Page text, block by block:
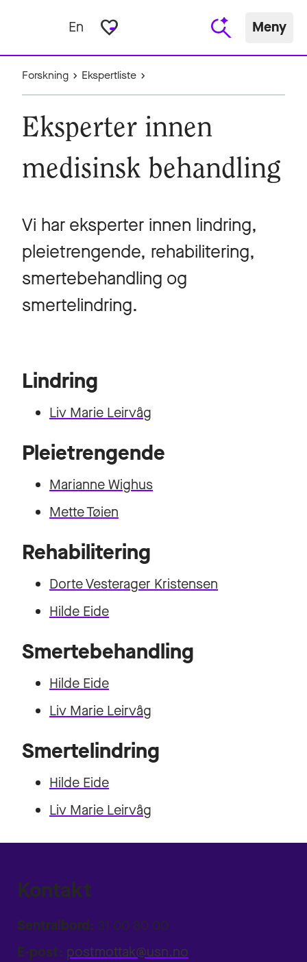
En favorite_border Meny
Forskning Ekspertliste
Eksperter innen
medisinsk behandling
Vi har eksperter innen lindring,
pleietrengende, rehabilitering,
smertebehandling og
smertelindring.
Lindring
Liv Marie Leirvåg
Pleietrengende
Marianne Wighus
Mette Tøien
Rehabilitering
Dorte Vesterager Kristensen
Hilde Eide
Smertebehandling
Hilde Eide
Liv Marie Leirvåg
Smertelindring
Hilde Eide
Liv Marie Leirvåg
Kontakt
Sentralbord: 31 00 80 00
E-post: postmottak@usn.no